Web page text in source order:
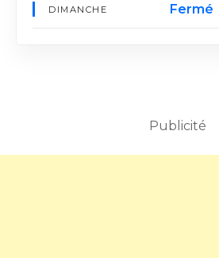
DIMANCHE Fermé
Publicité